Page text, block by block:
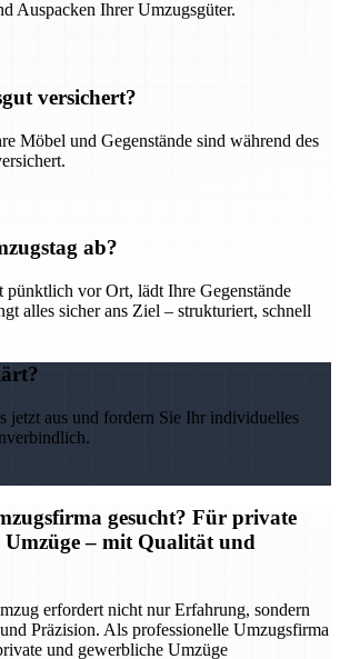
Auspacken Ihrer Umzugsgüter.
versichert?
Möbel und Gegenstände sind während des
ab?
pünktlich vor Ort, lädt Ihre Gegenstände
alles sicher ans Ziel – strukturiert, schnell
jetzt aus und fordern Sie Ihr individuelles
gesucht? Für private
Umzüge – mit Qualität und
erfordert nicht nur Erfahrung, sondern
Präzision. Als professionelle Umzugsfirma
und gewerbliche Umzüge